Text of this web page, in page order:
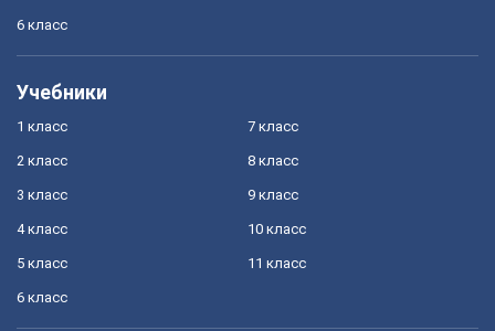
6 класс
Учебники
1 класс
2 класс
3 класс
4 класс
5 класс
6 класс
7 класс
8 класс
9 класс
10 класс
11 класс